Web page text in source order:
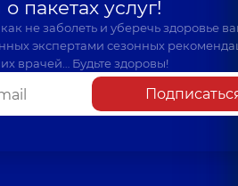
пакетах услуг!
не заболеть и уберечь здоровье
экспертами сезонных
врачей… Будьте здоровы!